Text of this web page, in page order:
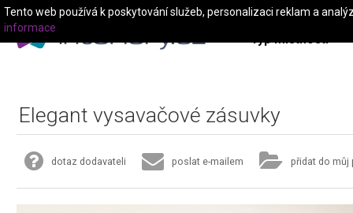
Typ místnosti
Elegant vysavačové zásuvky
dotaz dodavateli poslat e-mailem přidat do můj
Tento web používá k poskytování služeb, personalizaci reklam a
informace